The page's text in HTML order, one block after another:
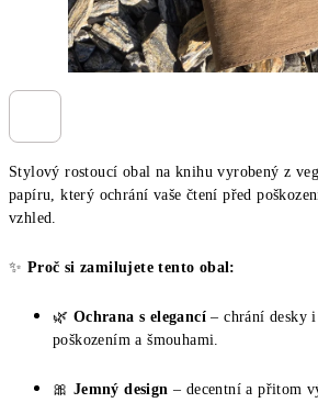
Stylový rostoucí obal na knihu vyrobený z
papíru, který ochrání vaše čtení před
vzhled.
✨ Proč si zamilujete tento obal:
🌿 Ochrana s elegancí – chrání desky
poškozením a šmouhami.
🎀 Jemný design – decentní a přitom